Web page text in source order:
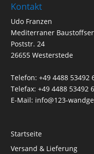
Kontakt
Udo Franzen
Mediterraner
Poststr. 24
26655 Westerstede
Telefon: +49 4488 53492
Telefax: +49 4488 53492
E-Mail: info@123-
Startseite
Versand & Lieferung